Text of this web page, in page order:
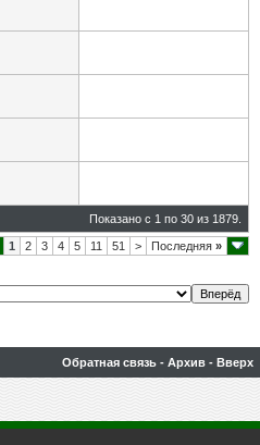
Показано с 1 по 30 из 1879.
1 2 3 4 5 11 51 > Последняя »
Обратная связь - Архив - Вверх